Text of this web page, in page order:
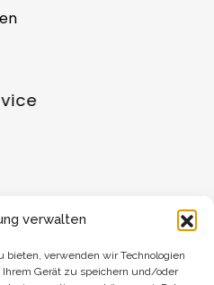
verwalten
bieten, verwenden wir Technologien
Gerät zu speichern und/oder